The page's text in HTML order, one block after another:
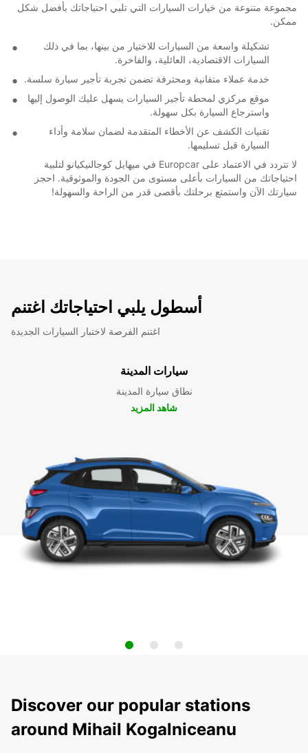
مجموعة متنوعة من خيارات السيارات التي تلبي احتياجاتك بأفضل شكل
ممكن.
تشكيلة واسعة من السيارات للاختيار من بينها، بما في ذلك
السيارات الاقتصادية، العائلية، والفاخرة.
خدمة عملاء متفانية ومحترفة تضمن تجربة تأجير سيارة سلسة.
موقع مركزي لمحطة تأجير السيارات يسهل عليك الوصول إليها
واسترجاع السيارة بكل سهولة.
تقنيات الكشف عن الأخطاء المتقدمة لضمان سلامة وأداء
السيارة قبل تسليمها.
لا تتردد في الاعتماد على Europcar في ميهايل كوجالنيكيانو لتلبية
احتياجاتك من السيارات بأعلى مستوى من الجودة والموثوقية. احجز
سيارتك الآن واستمتع برحلتك بأقصى قدر من الراحة والسهولة!
أسطول يلبي احتياجاتك اغتنم
اغتنم الفرصة لاختبار السيارات الجديدة
سيارات المدينة
نطاق سيارة المدينة
شاهد المزيد
Discover our popular stations
around Mihail Kogalniceanu